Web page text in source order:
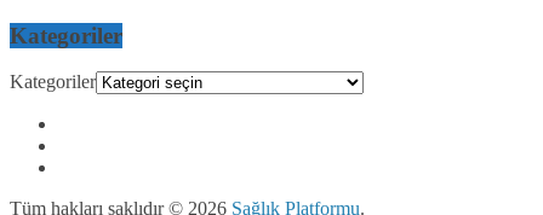
Kategoriler
Kategoriler
Tüm hakları saklıdır © 2026 Sağlık Platformu.